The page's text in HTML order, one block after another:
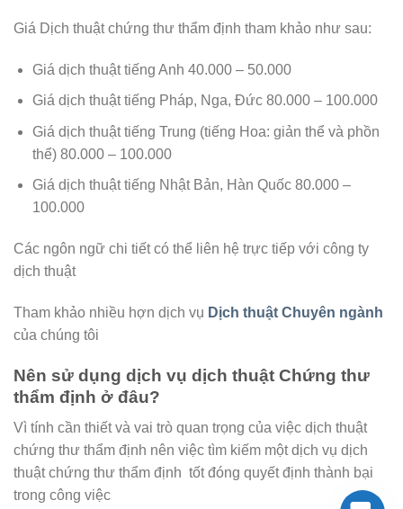
Giá Dịch thuật chứng thư thẩm định tham khảo như sau:
Giá dịch thuật tiếng Anh 40.000 – 50.000
Giá dịch thuật tiếng Pháp, Nga, Đức 80.000 – 100.000
Giá dịch thuật tiếng Trung (tiếng Hoa: giản thể và phồn
thể) 80.000 – 100.000
Giá dịch thuật tiếng Nhật Bản, Hàn Quốc 80.000 –
100.000
Các ngôn ngữ chi tiết có thể liên hệ trực tiếp với công ty
dịch thuật
Tham khảo nhiều hợn dịch vụ Dịch thuật Chuyên ngành
của chúng tôi
Nên sử dụng dịch vụ dịch thuật Chứng thư
thẩm định ở đâu?
Vì tính cần thiết và vai trò quan trọng của việc dịch thuật
chứng thư thẩm định nên việc tìm kiếm một dịch vụ dịch
thuật chứng thư thẩm định tốt đóng quyết định thành bại
trong công việc